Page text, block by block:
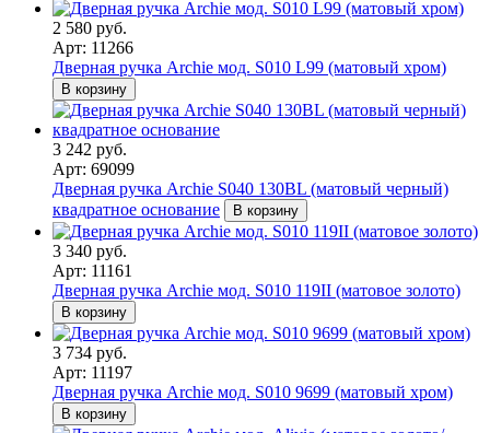
2 580 руб.
Арт: 11266
Дверная ручка Archie мод. S010 L99 (матовый хром)
В корзину
3 242 руб.
Арт: 69099
Дверная ручка Archie S040 130BL (матовый черный)
квадратное основание
В корзину
3 340 руб.
Арт: 11161
Дверная ручка Archie мод. S010 119II (матовое золото)
В корзину
3 734 руб.
Арт: 11197
Дверная ручка Archie мод. S010 9699 (матовый хром)
В корзину